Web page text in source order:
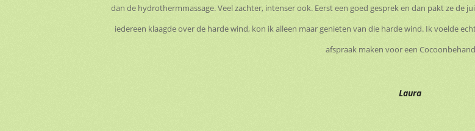
dan de hydrothermmassage. Veel zachter, intenser ook. Eerst een goed gesprek en dan pakt ze de
iedereen klaagde over de harde wind, kon ik alleen maar genieten van die harde wind. Ik voelde
afspraak maken voor een
Laura